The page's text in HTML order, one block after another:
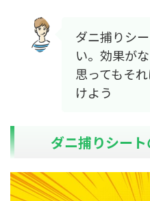
ダニ捕りシ
い。効果が
思ってもそ
けよう
ダニ捕りシー